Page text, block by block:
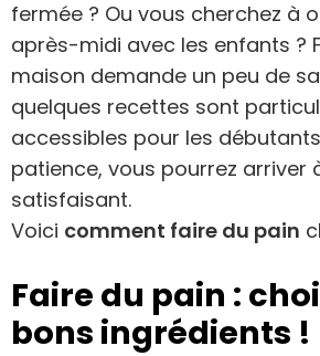
fermée ? Ou vous cherchez à
après-midi avec les enfants ?
maison demande un peu de
quelques recettes sont
accessibles pour les
patience, vous pourrez arriver
satisfaisant.
Voici comment faire du pain
Faire du pain :
bons ingrédients !